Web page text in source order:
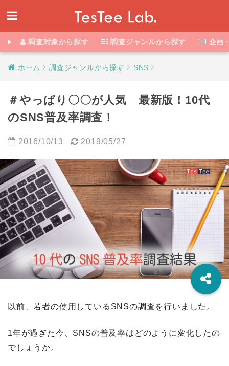
調査対象から探す 調査ジャンルから探す 企画
ホーム 調査ジャンルから探す SNS
＃やっぱり〇〇が人気 最新版！10代
のSNS普及率調査！
2016/10/13 2019/05/27
以前、若者の使用しているSNSの調査を行いました。
1年が過ぎた今、SNSの普及率はどのように変化したの
でしょうか。